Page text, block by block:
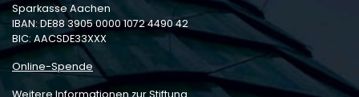
Sparkasse Aachen
IBAN: DE88 3905 0000 1072 4490 42
BIC: AACSDE33XXX
Online-Spende
Weitere Informationen zur Stiftung